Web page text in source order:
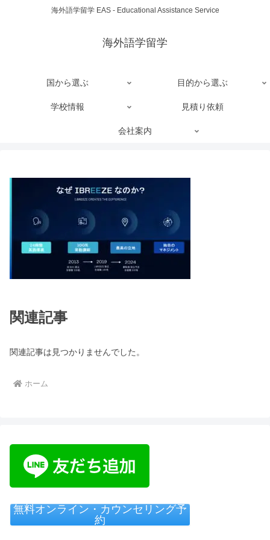
海外語学留学 EAS - Educational Assistance Service
海外語学留学
国から選ぶ 目的から選ぶ
学校情報 見積り依頼
会社案内
関連記事
関連記事は見つかりませんでした。
ホーム
無料オンライン・カウンセリング予
約